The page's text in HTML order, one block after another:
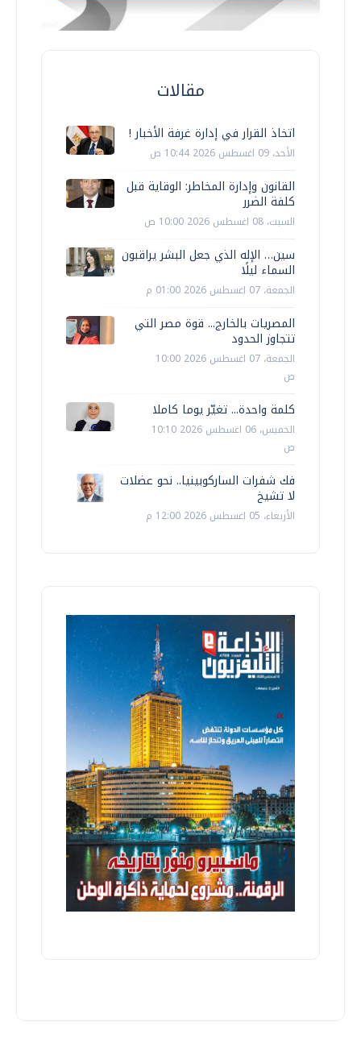
مقالات
اتخاذ القرار في إدارة غرفة الأخبار !
الأحد، 09 اغسطس 2026 10:44 ص
القانون وإدارة المخاطر: الوقاية قبل
كلفة الضرر
السبت، 08 اغسطس 2026 10:00 ص
سين… الإله الذي جعل البشر يراقبون
السماء ليلًا
الجمعة، 07 اغسطس 2026 01:00 م
المصريات بالخارج... قوة مصر التي
تتجاوز الحدود
الجمعة، 07 اغسطس 2026 10:00
ص
كلمة واحدة... تغيّر يوما كاملا
الخميس، 06 اغسطس 2026 10:10
ص
فك شفرات الساركوبينيا.. نحو عضلات
لا تشيخ
الأربعاء، 05 اغسطس 2026 12:00 م